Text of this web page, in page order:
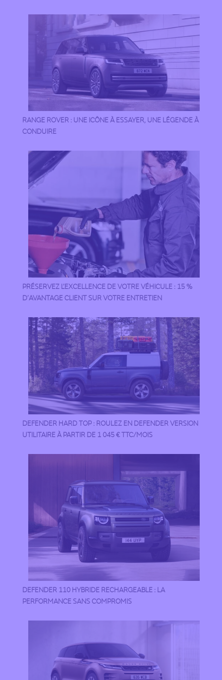
RANGE ROVER : UNE ICÔNE À ESSAYER, UNE LÉGENDE À
CONDUIRE
PRÉSERVEZ L’EXCELLENCE DE VOTRE VÉHICULE : 15 %
D’AVANTAGE CLIENT SUR VOTRE ENTRETIEN
DEFENDER HARD TOP : ROULEZ EN DEFENDER VERSION
UTILITAIRE À PARTIR DE 1 045 € TTC/MOIS
DEFENDER 110 HYBRIDE RECHARGEABLE : LA
PERFORMANCE SANS COMPROMIS